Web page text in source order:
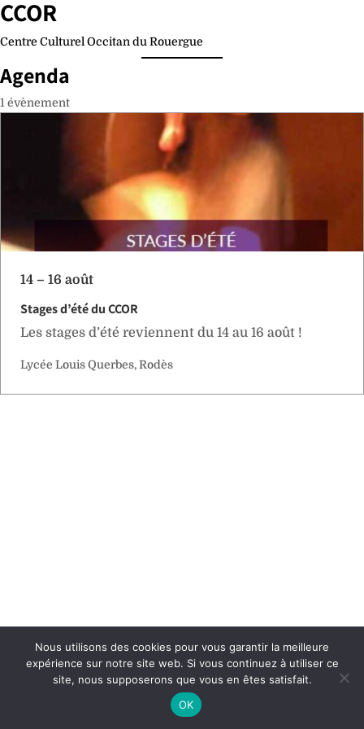
Aller
contenu
CCOR
Centre Culturel Occitan du Rouergue
Agenda
1 évènement
14 – 16 août
Stages d’été du CCOR
Les stages d’été reviennent du 14 au 16 août !
Lycée Louis Querbes, Rodès
Nous utilisons des cookies pour vous garantir la meilleure
expérience sur notre site web. Si vous continuez à utiliser ce
site, nous supposerons que vous en êtes satisfait.
OK